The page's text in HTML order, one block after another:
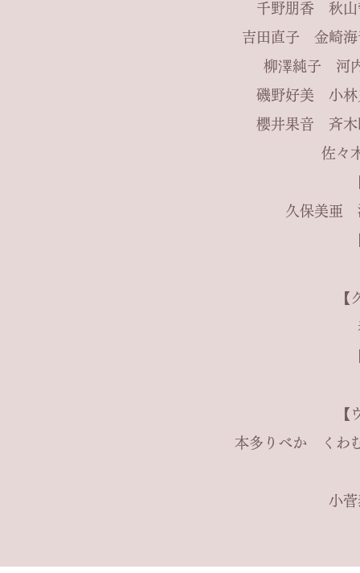
千野朋香 秋
吉田直子 金崎
柳澤純子 河
磯野好美 小
櫻井果音 斉
佐々
久保美亜
【
【
本多りべか くわ
小